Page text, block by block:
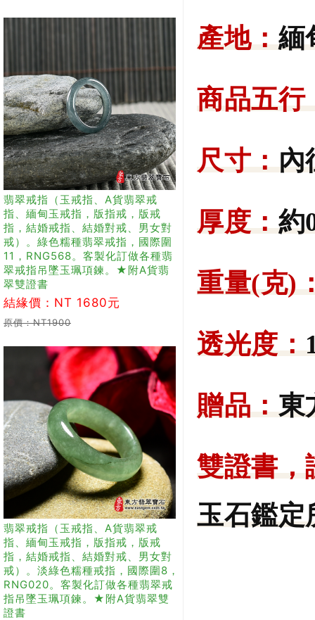
翡翠戒指（玉戒指、A貨翡翠戒
指、緬甸玉戒指，版指戒，版戒
指，結婚戒指、結婚對戒、男女對
戒）。綠色糯種翡翠戒指，國際圍
11，RNG568。客製化訂做各種翡
翠戒指吊墜玉珮項鍊。★附A貨翡
翠雙證書
結緣價：NT 1680元
原價：NT1900
翡翠戒指（玉戒指、A貨翡翠戒
指、緬甸玉戒指，版指戒，版戒
指，結婚戒指、結婚對戒、男女對
戒）。淡綠色糯種戒指，國際圍8，
RNG020。客製化訂做各種翡翠戒
指吊墜玉珮項鍊。★附A貨翡翠雙
證書
產地： 緬
商品五行
尺寸： 內
厚度： 約
重量(克)
透光度：
贈品： 東
雙證書，
玉石鑑